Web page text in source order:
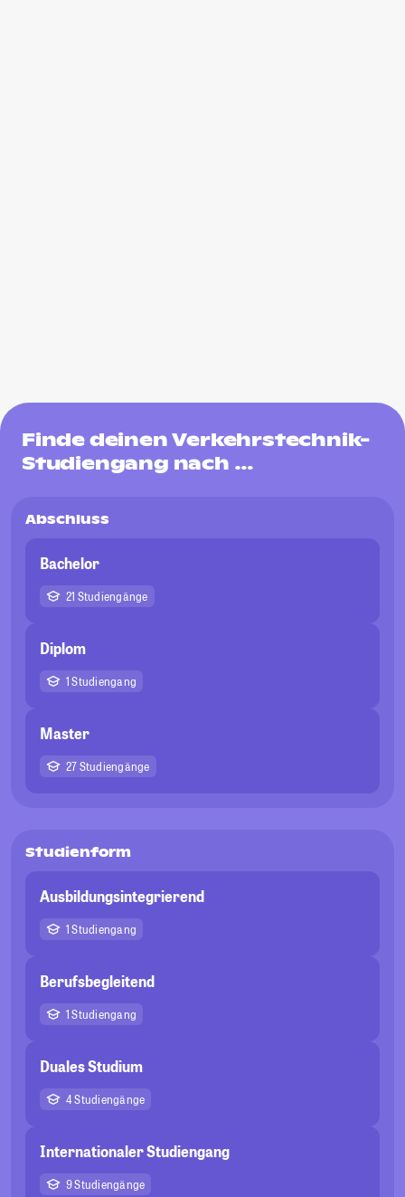
Finde deinen Verkehrstechnik-
Studiengang nach …
Abschluss
Bachelor
21 Studiengänge
Diplom
1 Studiengang
Master
27 Studiengänge
Studienform
Ausbildungsintegrierend
1 Studiengang
Berufsbegleitend
1 Studiengang
Duales Studium
4 Studiengänge
Internationaler Studiengang
9 Studiengänge